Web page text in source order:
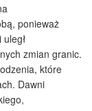
ponieważ
zmian granic.
które
Dawni